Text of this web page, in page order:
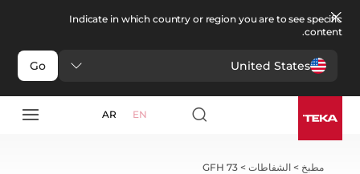
Indicate in which country or region you are to see specific
content.
United States
Go
EN
AR
مطبخ > الشفاطات>
GFH 73